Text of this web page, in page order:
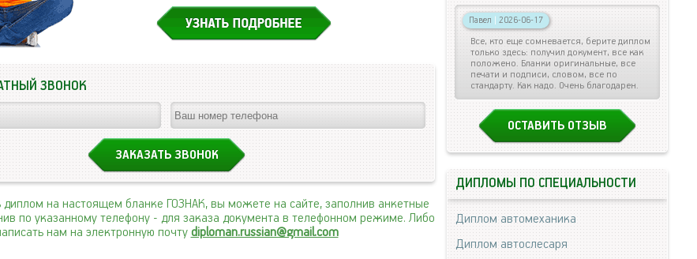
ЗВОНОК
диплом на настоящем бланке ГОЗНАК, вы можете на сайте, заполнив анкетные
по указанному телефону - для заказа документа в телефонном режиме. Либо
нам на электронную почту diploman.russian@gmail.com
Павел | 2026-06-17
Все, кто еще сомневается, берите диплом
только здесь: получил документ, все как
положено. Бланки оригинальные, все
печати и подписи, словом, все по
стандарту. Как надо. Очень благодарен.
ОСТАВИТЬ ОТЗЫВ
ДИПЛОМЫ ПО СПЕЦИАЛЬНОСТИ
Диплом автомеханика
Диплом автослесаря